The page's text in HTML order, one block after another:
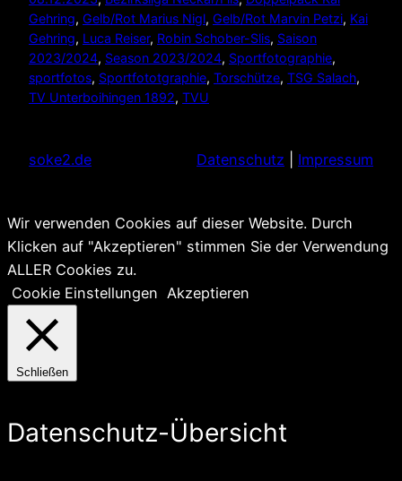
Gehring, Gelb/Rot Marius Nigl, Gelb/Rot Marvin Petzi, Kai
Gehring, Luca Reiser, Robin Schober-Slis, Saison
2023/2024, Season 2023/2024, Sportfotographie
sportfotos, Sportfototgraphie, Torschütze, TSG Salach
TV Unterboihingen 1892, TVU
soke2.de Datenschutz Impressum
Wir verwenden Cookies auf dieser Website. Durch
Klicken auf "Akzeptieren" stimmen Sie der Verwendung
ALLER Cookies zu.
Cookie Einstellungen Akzeptieren
Schließen
Datenschutz-Übersicht